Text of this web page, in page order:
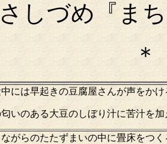
しづめ『ま
には早起きの豆腐屋さんが声をかけ
いのある大豆のしぼり汁に苦汁を
がらのたたずまいの中に畳床をつ